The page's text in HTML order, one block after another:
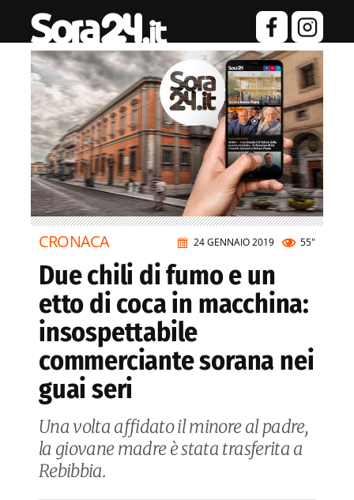
24 GENNAIO 2019 55"
CRONACA
Due chili di fumo e un
etto di coca in macchina:
insospettabile
commerciante sorana nei
guai seri
Una volta affidato il minore al padre,
la giovane madre è stata trasferita a
Rebibbia.